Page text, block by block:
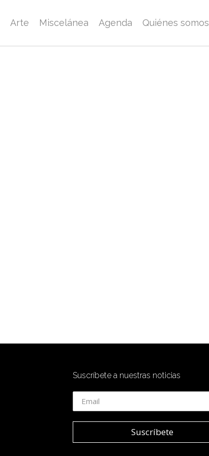
Arte Miscelánea Agenda Quiénes somos
Suscríbete a nuestras noticias